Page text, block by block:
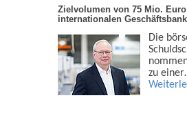
Zielvolumen von 75 Mio.
internationalen
Die
zu